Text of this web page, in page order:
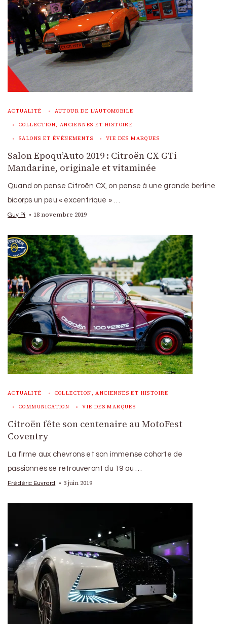
ACTUALITÉ AUTOUR DE L'AUTOMOBILE
COLLECTION, ANCIENNES ET HISTOIRE
SALONS ET ÉVÉNEMENTS VIE DES MARQUES
Salon Epoqu’Auto 2019 : Citroën CX GTi
Mandarine, originale et vitaminée
Quand on pense Citroën CX, on pense à une grande berline
bicorps un peu « excentrique » …
Guy Pi 18 novembre 2019
ACTUALITÉ COLLECTION, ANCIENNES ET HISTOIRE
COMMUNICATION VIE DES MARQUES
Citroën fête son centenaire au MotoFest
Coventry
La firme aux chevrons et son immense cohorte de
passionnés se retrouveront du 19 au …
Frédéric Euvrard 3 juin 2019